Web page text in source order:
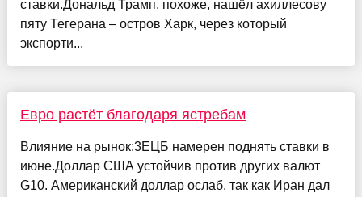
ставки.Дональд Трамп, похоже, нашёл ахиллесову
пяту Тегерана – остров Харк, через который
экспорти...
Евро растёт благодаря ястребам
Влияние на рынок:3ЕЦБ намерен поднять ставки в
июне.Доллар США устойчив против других валют
G10. Американский доллар ослаб, так как Иран дал